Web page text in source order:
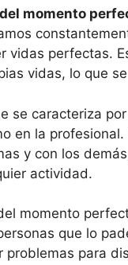
EmailWhatsApp
momento
vidas perfectas.
vidas, lo que
se caracteriza
en la
y con los
actividad.
momento
que lo
problemas para